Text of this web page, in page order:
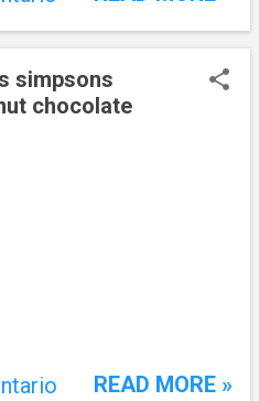
simpsons
chocolate
READ MORE »